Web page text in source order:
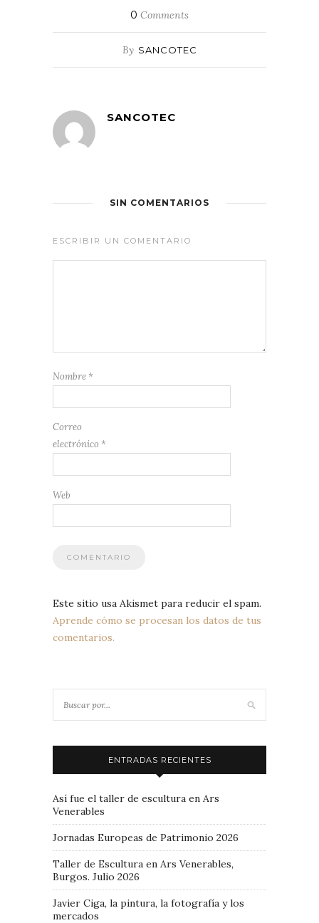
0 Comments
By SANCOTEC
SANCOTEC
SIN COMENTARIOS
ESCRIBIR UN COMENTARIO
Nombre *
Correo
electrónico *
Web
Este sitio usa Akismet para reducir el spam.
Aprende cómo se procesan los datos de tus
comentarios.
ENTRADAS RECIENTES
Así fue el taller de escultura en Ars
Venerables
Jornadas Europeas de Patrimonio 2026
Taller de Escultura en Ars Venerables,
Burgos. Julio 2026
Javier Ciga, la pintura, la fotografía y los
mercados